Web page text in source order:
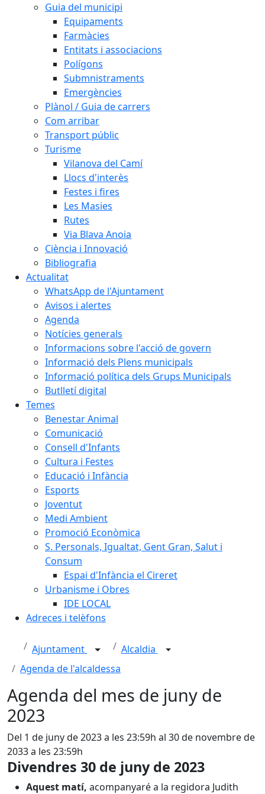
Guia del municipi
Equipaments
Farmàcies
Entitats i associacions
Polígons
Submnistraments
Emergències
Plànol / Guia de carrers
Com arribar
Transport públic
Turisme
Vilanova del Camí
Llocs d'interès
Festes i fires
Les Masies
Rutes
Via Blava Anoia
Ciència i Innovació
Bibliografia
Actualitat
WhatsApp de l'Ajuntament
Avisos i alertes
Agenda
Notícies generals
Informacions sobre l'acció de govern
Informació dels Plens municipals
Informació política dels Grups Municipals
Butlletí digital
Temes
Benestar Animal
Comunicació
Consell d'Infants
Cultura i Festes
Educació i Infància
Esports
Joventut
Medi Ambient
Promoció Econòmica
S. Personals, Igualtat, Gent Gran, Salut i
Consum
Espai d'Infància el Cireret
Urbanisme i Obres
IDE LOCAL
Adreces i telèfons
Ajuntament
Alcaldia
Agenda de l'alcaldessa
Agenda del mes de juny de
2023
Del 1 de juny de 2023 a les 23:59h al 30 de novembre de
2033 a les 23:59h
Divendres 30 de juny de 2023
Aquest matí, acompanyaré a la regidora Judith